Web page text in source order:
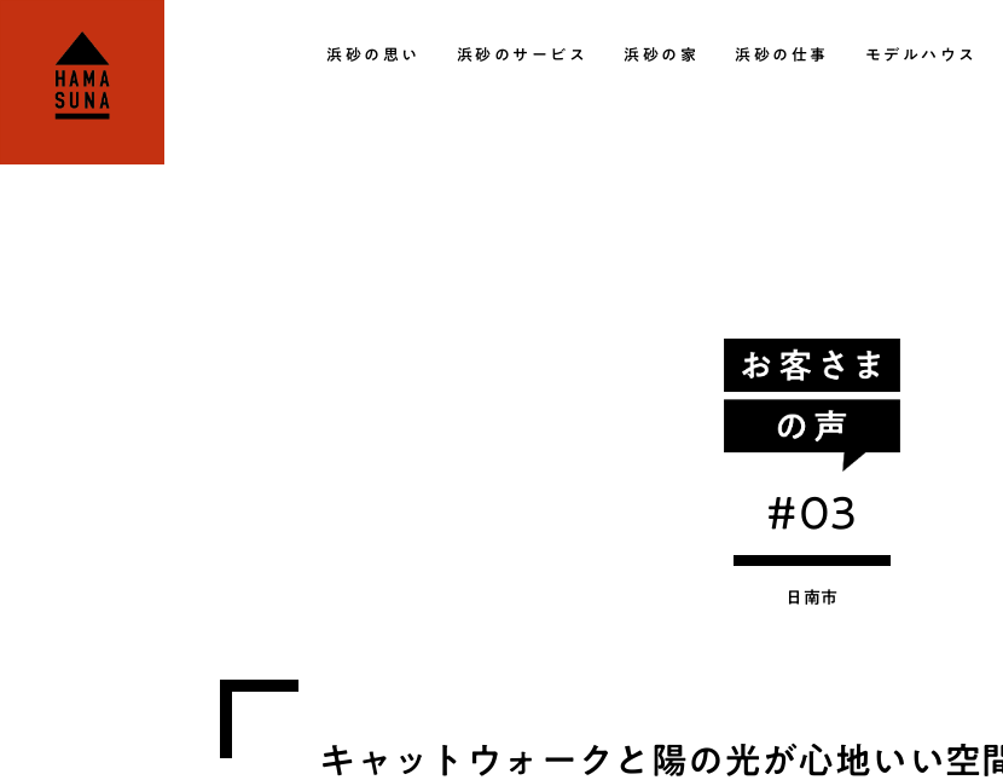
浜砂の思い 浜砂のサービス 浜砂の家 浜砂の仕事 モデルハウス
#03
日南市
キャットウォークと陽の光が心地いい空